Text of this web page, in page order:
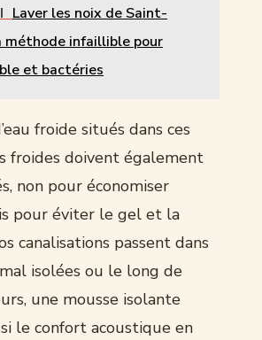
Laver les noix de Saint-
méthode infaillible pour
et bactéries
froide situés dans ces
froides doivent également
non pour économiser
pour éviter le gel et la
canalisations passent dans
isolées ou le long de
une mousse isolante
le confort acoustique en